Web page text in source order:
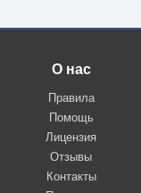
О нас
Правила
Помощь
Лицензия
Отзывы
Контакты